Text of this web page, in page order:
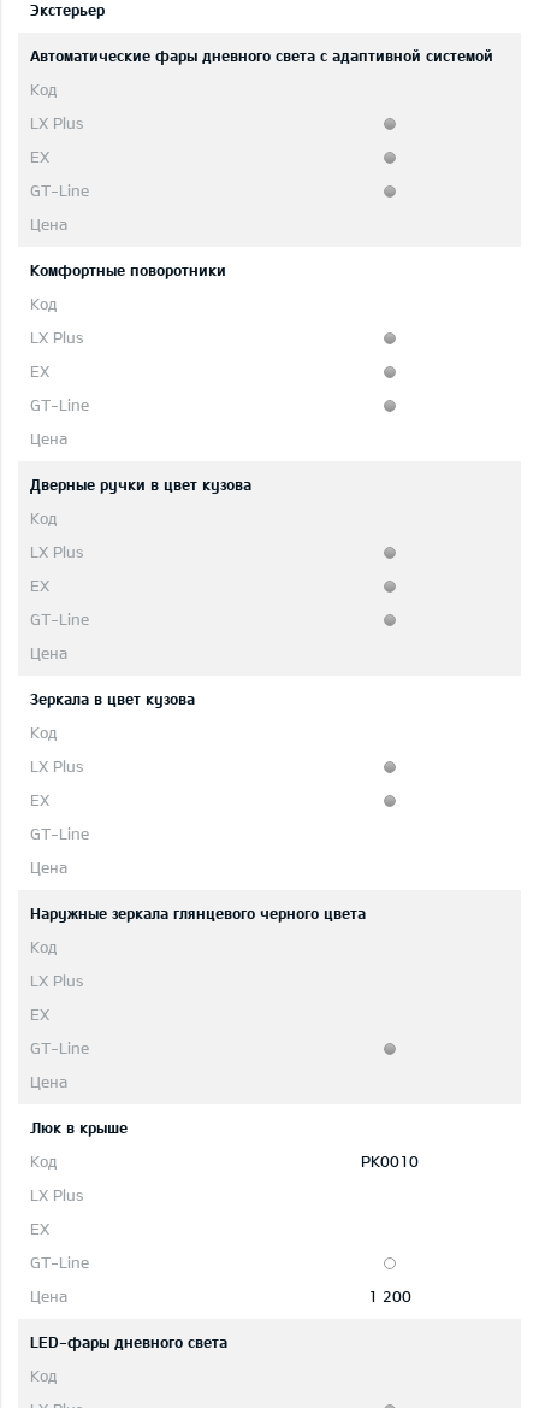
Экстерьер
Автоматические фары дневного света с адаптивной системой
Комфортные поворотники
Дверные ручки в цвет кузова
Зеркала в цвет кузова
Наружные зеркала глянцевого черного цвета
Люк в крыше
PK0010
1 200
LED-фары дневного света